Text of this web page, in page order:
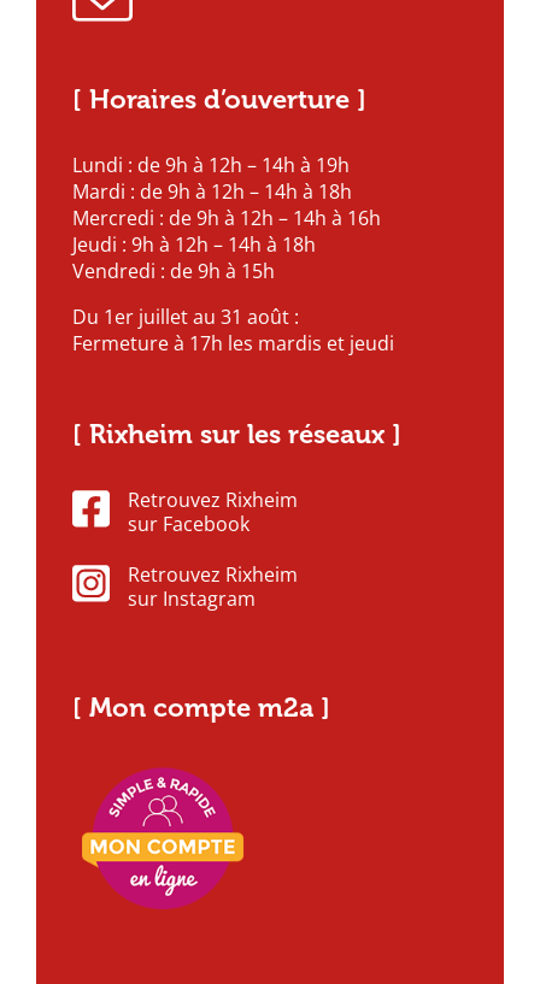
[ Horaires d’ouverture ]
Lundi : de 9h à 12h – 14h à 19h
Mardi : de 9h à 12h – 14h à 18h
Mercredi : de 9h à 12h – 14h à 16h
Jeudi : 9h à 12h – 14h à 18h
Vendredi : de 9h à 15h
Du 1er juillet au 31 août :
Fermeture à 17h les mardis et jeudi
[ Rixheim sur les réseaux ]
Retrouvez Rixheim
sur Facebook
Retrouvez Rixheim
sur Instagram
[ Mon compte m2a ]